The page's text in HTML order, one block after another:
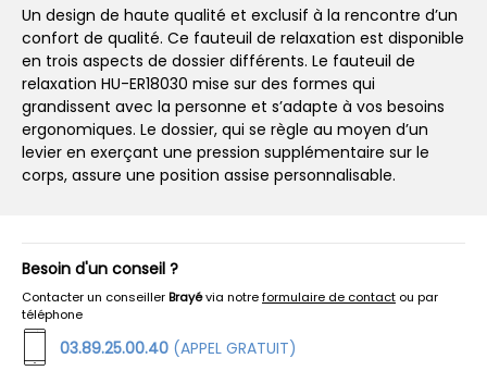
Un design de haute qualité et exclusif à la rencontre d’un
confort de qualité. Ce fauteuil de relaxation est disponible
en trois aspects de dossier différents. Le fauteuil de
relaxation HU-ER18030 mise sur des formes qui
grandissent avec la personne et s’adapte à vos besoins
ergonomiques. Le dossier, qui se règle au moyen d’un
levier en exerçant une pression supplémentaire sur le
corps, assure une position assise personnalisable.
Besoin d'un conseil ?
Contacter un conseillerBrayévia notreformulaire de contact ou par
téléphone
03.89.25.00.40 (APPEL GRATUIT)